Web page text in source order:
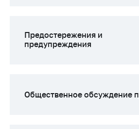
Личный прием
граждан и юр. лиц
Предостережения и
предупреждения
Общественное обсуждение